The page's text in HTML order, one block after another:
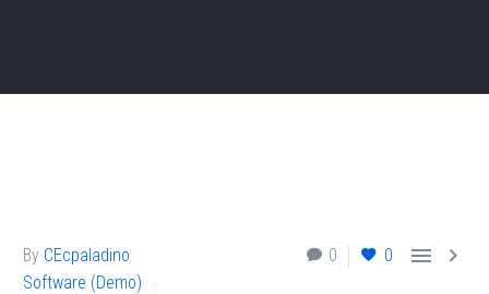
0 0  
By CEcpaladino
Software (Demo)